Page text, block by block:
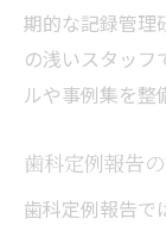
期的な記録管理
の浅いスタッフ
ルや事例集を整
歯科定例報告
歯科定例報告で